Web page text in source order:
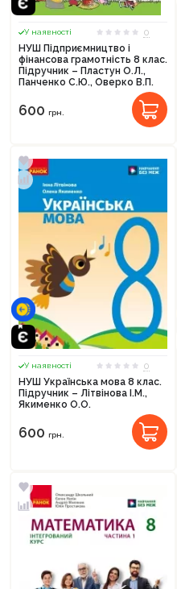
У наявності
0
НУШ Підприємництво і
фінансова грамотність 8 клас.
Підручник – Пластун О.Л.,
Панченко С.Ю., Оверко В.П.
600 грн.
У наявності
0
НУШ Українська мова 8 клас.
Підручник – Літвінова І.М.,
Якименко О.О.
600 грн.
Оформити